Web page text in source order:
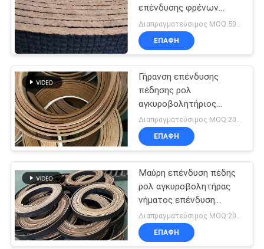
επένδυσης φρένων
τρακτέρ
ΕΠΑΦΉ
Γήρανση επένδυσης
πέδησης ρολ
αγκυροβολητήριος
κουμπί επένδυση
πέδησης τρυπημένο
υφασμένο επένδυση
Διαπραγματεύσιμος MOQ:20 ρόλοι
ΕΠΑΦΉ
Μαύρη επένδυση πέδης
ρολ αγκυροβολητήρας
νήματος επένδυση
πέδης μαύρο χρώμα
υφασμένη επένδυση
πέδης
Διαπραγματεύσιμος MOQ:20 ρόλοι
ΕΠΑΦΉ